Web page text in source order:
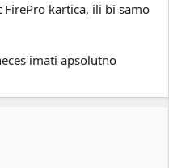
kartica, ili bi samo
imati apsolutno